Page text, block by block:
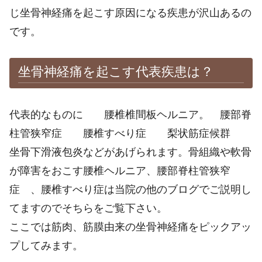
じ坐骨神経痛を起こす原因になる疾患が沢山あるの
です。
坐骨神経痛を起こす代表疾患は？
代表的なものに 腰椎椎間板ヘルニア。 腰部脊
柱管狭窄症 腰椎すべり症 梨状筋症候群
坐骨下滑液包炎などがあげられます。骨組織や軟骨
が障害をおこす腰椎ヘルニア、腰部脊柱管狭窄
症 、腰椎すべり症は当院の他のブログでご説明し
てますのでそちらをご覧下さい。
ここでは筋肉、筋膜由来の坐骨神経痛をピックアッ
プしてみます。